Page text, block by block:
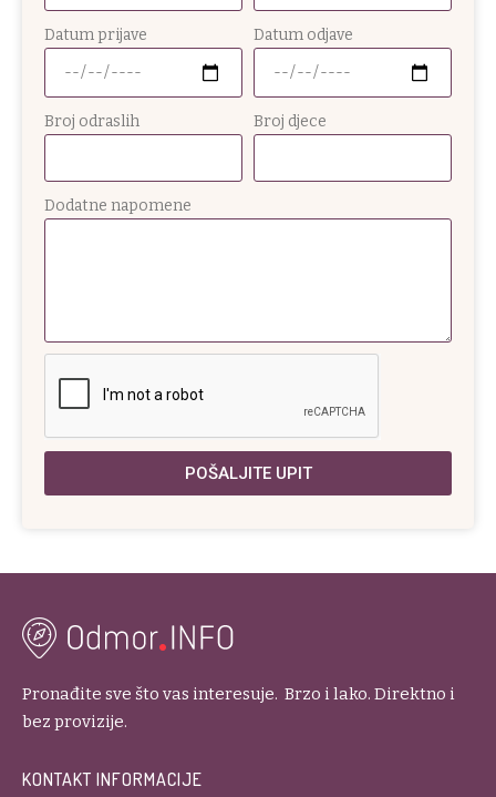
Datum prijave Datum odjave
Broj odraslih Broj djece
Dodatne napomene
POŠALJITE UPIT
Pronađite sve što vas interesuje. Brzo i lako. Direktno i
bez provizije.
KONTAKT INFORMACIJE